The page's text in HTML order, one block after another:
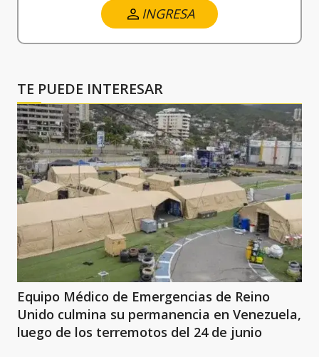
INGRESA
TE PUEDE INTERESAR
Equipo Médico de Emergencias de Reino
Unido culmina su permanencia en Venezuela,
luego de los terremotos del 24 de junio